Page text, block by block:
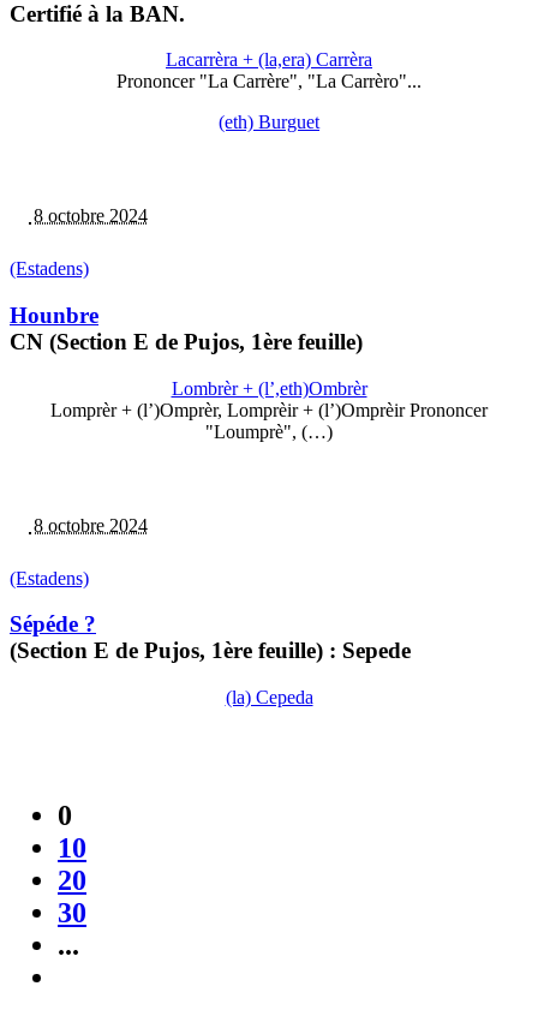
Certifié à la BAN.
Lacarrèra + (la,era) Carrèra
Prononcer "La Carrère", "La Carrèro"...
(eth) Burguet
8 octobre 2024
(Estadens)
Hounbre
CN (Section E de Pujos, 1ère feuille)
Lombrèr + (l’,eth)Ombrèr
Lomprèr + (l’)Omprèr, Lomprèir + (l’)Omprèir Prononcer
"Loumprè", (…)
8 octobre 2024
(Estadens)
Sépéde ?
(Section E de Pujos, 1ère feuille) : Sepede
(la) Cepeda
0
10
20
30
...